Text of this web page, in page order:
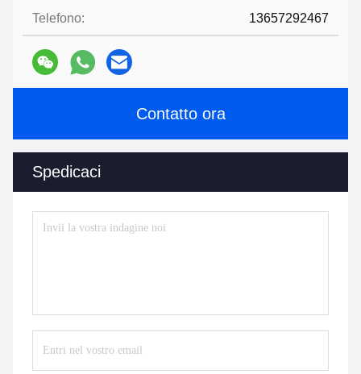
Telefono: 13657292467
Contatto ora
Spedicaci